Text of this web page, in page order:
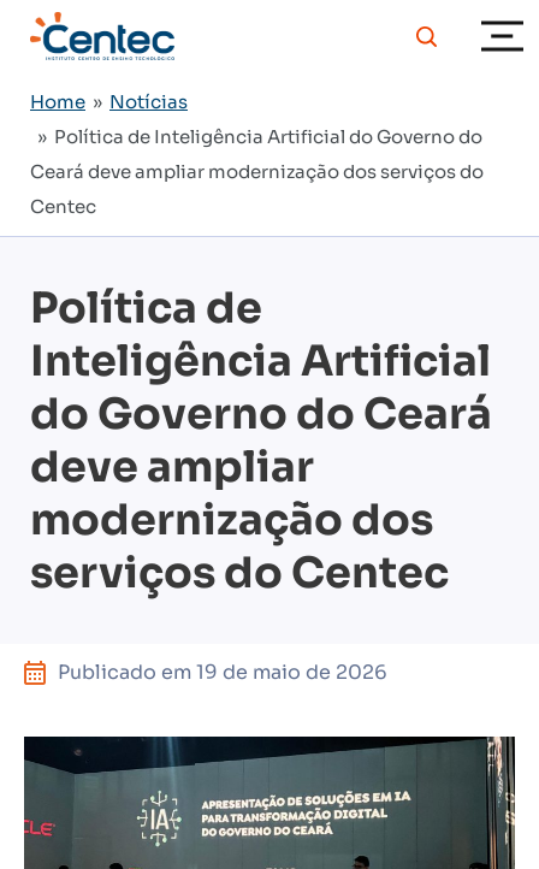
Home » Notícias
» Política de Inteligência Artificial do Governo do
Ceará deve ampliar modernização dos serviços do
Centec
Política de
Inteligência Artificial
do Governo do Ceará
deve ampliar
modernização dos
serviços do Centec
Publicado em 19 de maio de 2026